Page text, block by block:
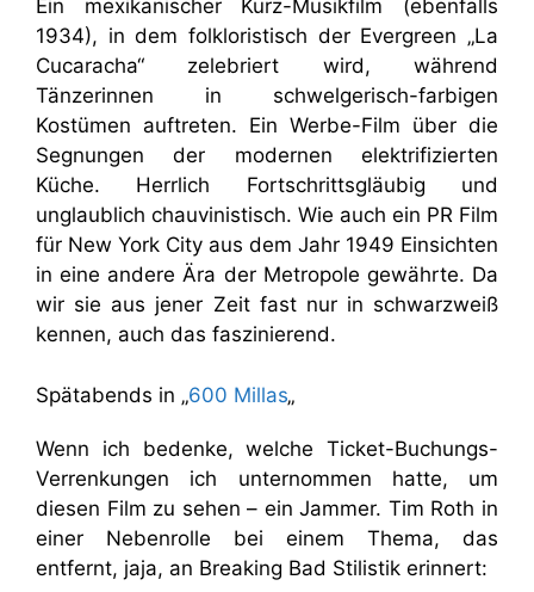
Ein mexikanischer Kurz-Musikfilm (ebenfalls
1934), in dem folkloristisch der Evergreen „La
Cucaracha“ zelebriert wird, während
Tänzerinnen in schwelgerisch-farbigen
Kostümen auftreten. Ein Werbe-Film über die
Segnungen der modernen elektrifizierten
Küche. Herrlich Fortschrittsgläubig und
unglaublich chauvinistisch. Wie auch ein PR Film
für New York City aus dem Jahr 1949 Einsichten
in eine andere Ära der Metropole gewährte. Da
wir sie aus jener Zeit fast nur in schwarzweiß
kennen, auch das faszinierend.
Spätabends in „600 Millas„
Wenn ich bedenke, welche Ticket-Buchungs-
Verrenkungen ich unternommen hatte, um
diesen Film zu sehen – ein Jammer. Tim Roth in
einer Nebenrolle bei einem Thema, das
entfernt, jaja, an Breaking Bad Stilistik erinnert: